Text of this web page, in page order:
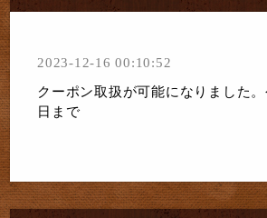
2023-12-16 00:10:52
クーポン取扱が可能になりました
日まで